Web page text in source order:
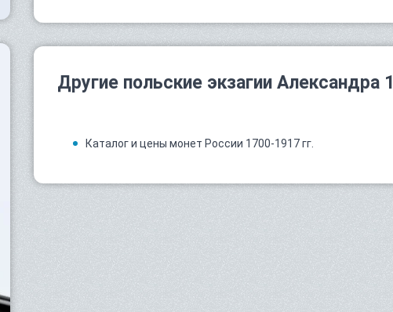
Другие польские экзагии Александра 1
Каталог и цены монет России 1700-1917 гг.